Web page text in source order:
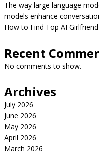
The way large language
models enhance
How to Find Top AI
Recent
No comments to show.
Archives
July 2026
June 2026
May 2026
April 2026
March 2026